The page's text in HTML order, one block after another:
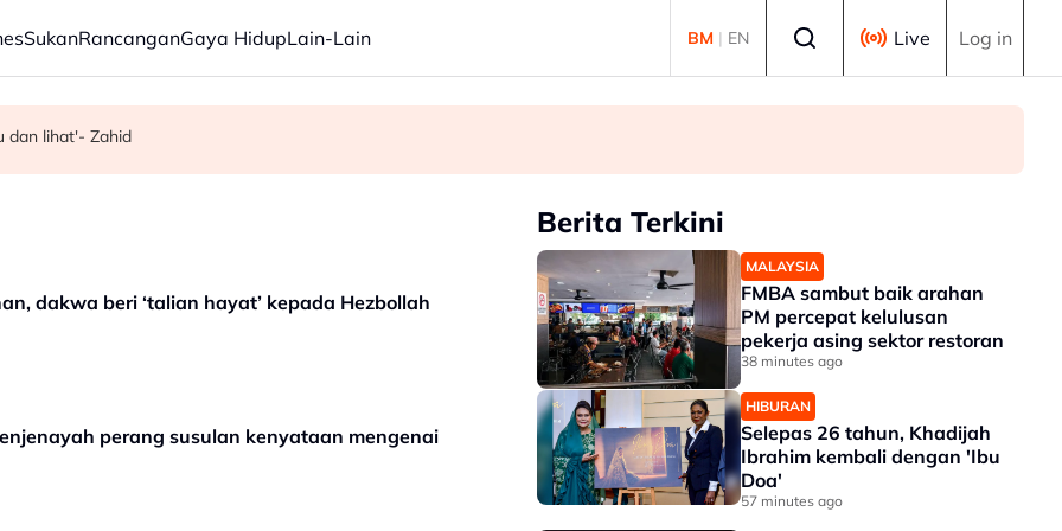
SukanRancanganGaya HidupLain-Lain BM | EN Live Log in
pekerja asing sektor restoran
'Ibu Doa'
dan lihat'- Zahid
dakwa beri ‘talian hayat’ kepada Hezbollah
perang susulan kenyataan mengenai
Berita Terkini
MALAYSIA
FMBA sambut baik arahan
PM percepat kelulusan
pekerja asing sektor restoran
38 minutes ago
HIBURAN
Selepas 26 tahun, Khadijah
Ibrahim kembali dengan 'Ibu
Doa'
57 minutes ago